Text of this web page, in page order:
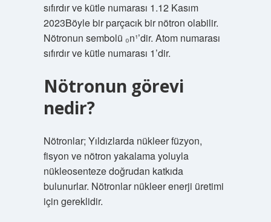
sıfırdır ve kütle numarası 1.12 Kasım
2023Böyle bir parçacık bir nötron olabilir.
Nötronun sembolü ₀n¹’dir. Atom numarası
sıfırdır ve kütle numarası 1’dir.
Nötronun görevi
nedir?
Nötronlar; Yıldızlarda nükleer füzyon,
fisyon ve nötron yakalama yoluyla
nükleosenteze doğrudan katkıda
bulunurlar. Nötronlar nükleer enerji üretimi
için gereklidir.